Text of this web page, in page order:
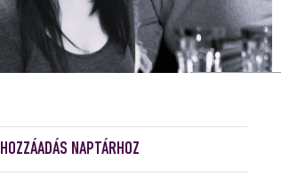
HOZZÁADÁS NAPTÁRHOZ